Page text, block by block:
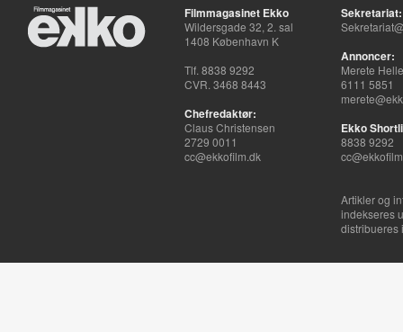
Filmmagasinet Ekko
Wildersgade 32, 2. sal
1408 København K
Tlf. 8838 9292
CVR. 3468 8443
Chefredaktør:
Claus Christensen
2729 0011
cc@ekkofilm.dk
Sekretariat:
Annoncer:
Merete
6111 5851
Ekko
8838 9292
Artikler og
indekseres
distribueres